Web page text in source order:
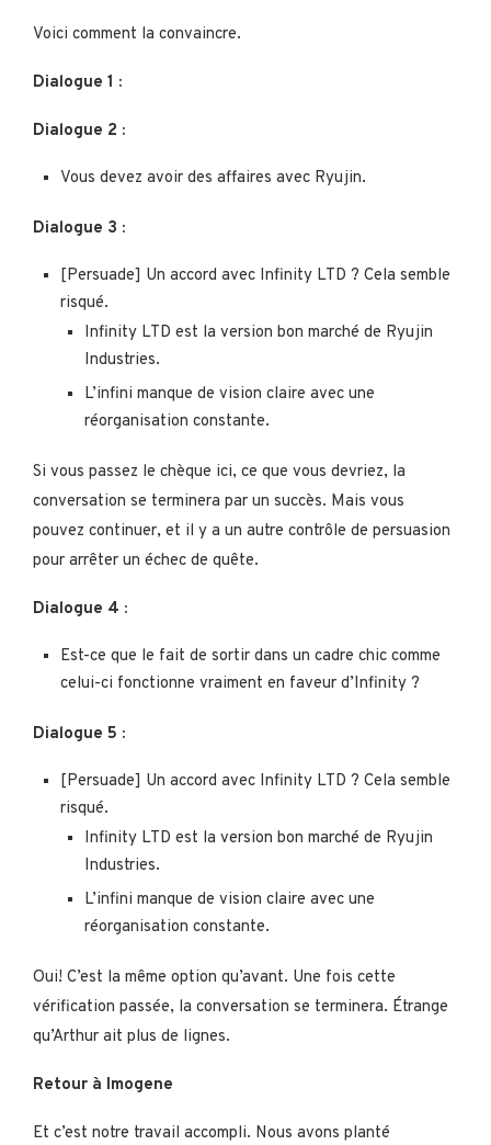
Voici comment la convaincre.
Dialogue 1 :
Dialogue 2 :
Vous devez avoir des affaires avec Ryujin.
Dialogue 3 :
[Persuade] Un accord avec Infinity LTD ? Cela semble
risqué.
Infinity LTD est la version bon marché de Ryujin
Industries.
L’infini manque de vision claire avec une
réorganisation constante.
Si vous passez le chèque ici, ce que vous devriez, la
conversation se terminera par un succès. Mais vous
pouvez continuer, et il y a un autre contrôle de persuasion
pour arrêter un échec de quête.
Dialogue 4 :
Est-ce que le fait de sortir dans un cadre chic comme
celui-ci fonctionne vraiment en faveur d’Infinity ?
Dialogue 5 :
[Persuade] Un accord avec Infinity LTD ? Cela semble
risqué.
Infinity LTD est la version bon marché de Ryujin
Industries.
L’infini manque de vision claire avec une
réorganisation constante.
Oui! C’est la même option qu’avant. Une fois cette
vérification passée, la conversation se terminera. Étrange
qu’Arthur ait plus de lignes.
Retour à Imogene
Et c’est notre travail accompli. Nous avons planté